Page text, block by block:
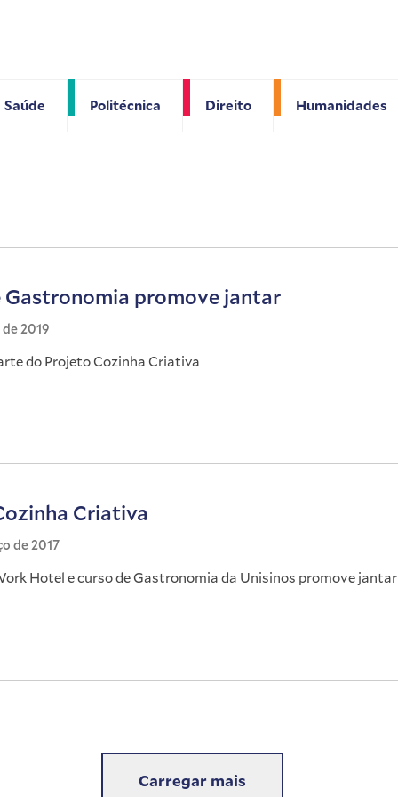
Saúde Politécnica Direito Humanidades
Gastronomia promove jantar
2019
do Projeto Cozinha Criativa
Criativa
de 2017
Hotel e curso de Gastronomia da Unisinos promove jantar
Carregar mais